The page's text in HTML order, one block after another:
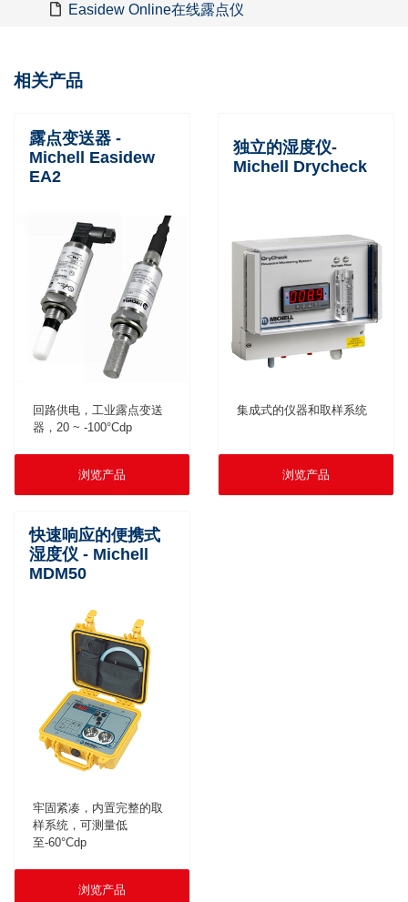
Easidew Online在线露点仪
相关产品
露点变送器 -
Michell Easidew
EA2
回路供电，工业露点变送
器，20 ~ -100°Cdp
浏览产品
独立的湿度仪-
Michell Drycheck
集成式的仪器和取样系统
浏览产品
快速响应的便携式
湿度仪 - Michell
MDM50
牢固紧凑，内置完整的取
样系统，可测量低
至-60°Cdp
浏览产品